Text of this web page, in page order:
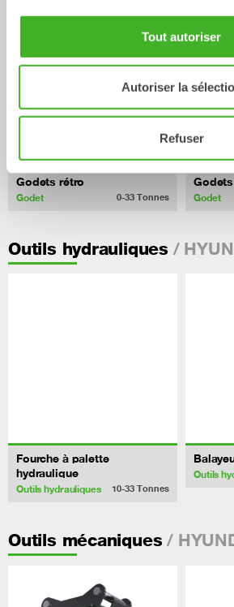
Tout autoriser
Autoriser la
Refuser
Godets rétro
Godet 0-33 Tonnes Godet
Outils hydrauliques /
Fourche à palette
hydraulique
Outils hydrauliques 10-33 Tonnes
Outils
Outils mécaniques /